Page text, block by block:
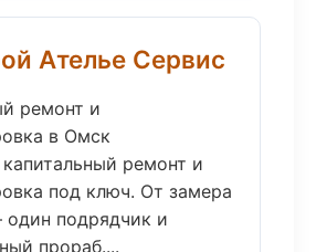
Ателье Сервис
ремонт и
в Омск
ремонт и
под ключ. От замера
подрядчик и
прораб....